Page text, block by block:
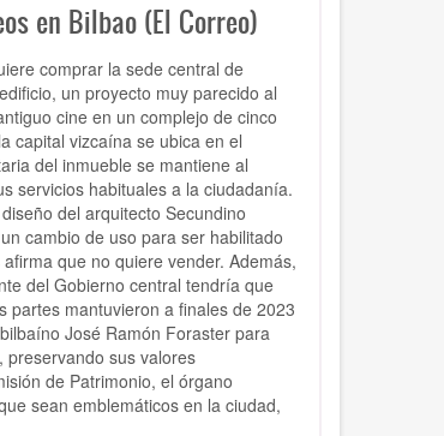
en Bilbao (El Correo)
comprar la sede central de
un proyecto muy parecido al
cine en un complejo de cinco
capital vizcaína se ubica en el
del inmueble se mantiene al
servicios habituales a la ciudadanía.
del arquitecto Secundino
cambio de uso para ser habilitado
que no quiere vender. Además,
del Gobierno central tendría que
partes mantuvieron a finales de 2023
José Ramón Foraster para
sus valores
de Patrimonio, el órgano
sean emblemáticos en la ciudad,